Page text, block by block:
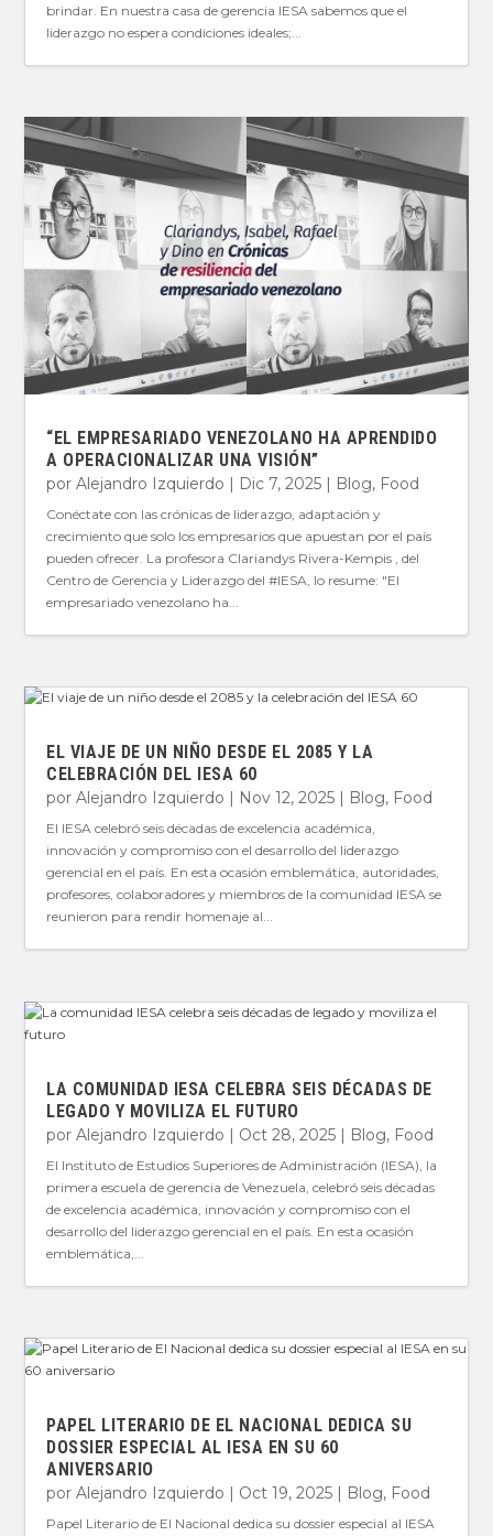
brindar. En nuestra casa de gerencia IESA sabemos que el
liderazgo no espera condiciones ideales;...
“EL EMPRESARIADO VENEZOLANO HA APRENDIDO
A OPERACIONALIZAR UNA VISIÓN”
porAlejandro Izquierdo | Dic 7, 2025 | Blog, Food
Conéctate con las crónicas de liderazgo, adaptación y
crecimiento que solo los empresarios que apuestan por el país
pueden ofrecer. La profesora Clariandys Rivera-Kempis , del
Centro de Gerencia y Liderazgo del #IESA, lo resume: "El
empresariado venezolano ha...
EL VIAJE DE UN NIÑO DESDE EL 2085 Y LA
CELEBRACIÓN DEL IESA 60
porAlejandro Izquierdo Nov 12, 2025 Blog, Food
El IESA celebró seis décadas de excelencia académica,
innovación y compromiso con el desarrollo del liderazgo
gerencial en el país. En esta ocasión emblemática, autoridades,
profesores, colaboradores y miembros de la comunidad IESA se
reunieron para rendir homenaje al...
LA COMUNIDAD IESA CELEBRA SEIS DÉCADAS DE
LEGADO Y MOVILIZA EL FUTURO
porAlejandro Izquierdo | Oct 28, 2025 | Blog, Food
El Instituto de Estudios Superiores de Administración (IESA), la
primera escuela de gerencia de Venezuela, celebró seis décadas
de excelencia académica, innovación y compromiso con el
desarrollo del liderazgo gerencial en el país. En esta ocasión
emblemática,...
PAPEL LITERARIO DE EL NACIONAL DEDICA SU
DOSSIER ESPECIAL AL IESA EN SU 60
ANIVERSARIO
porAlejandro Izquierdo | Oct 19, 2025 | Blog, Food
Papel Literario de El Nacional dedica su dossier especial al IESA